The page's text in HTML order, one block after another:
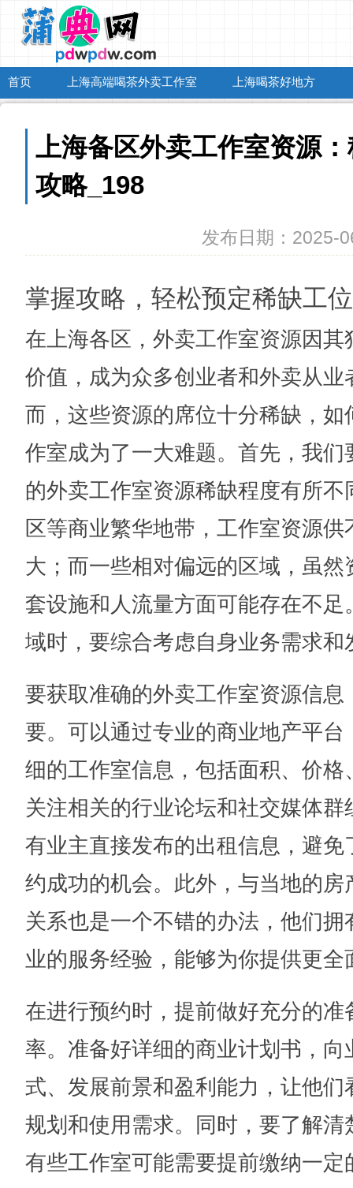
首页 上海高端喝茶外卖工作室 上海喝茶好地方
上海备区外卖工作室资源
攻略_198
发布日期：2025-
掌握攻略，轻松预定稀缺工位
在上海各区，外卖工作室资源因
价值，成为众多创业者和外卖从
而，这些资源的席位十分稀缺，
作室成为了一大难题。首先，我
的外卖工作室资源稀缺程度有所
区等商业繁华地带，工作室资源
大；而一些相对偏远的区域，虽
套设施和人流量方面可能存在不
域时，要综合考虑自身业务需求和
要获取准确的外卖工作室资源信
要。可以通过专业的商业地产平
细的工作室信息，包括面积、价
关注相关的行业论坛和社交媒体
有业主直接发布的出租信息，避
约成功的机会。此外，与当地的
关系也是一个不错的办法，他们
业的服务经验，能够为你提供更全
在进行预约时，提前做好充分的
率。准备好详细的商业计划书，
式、发展前景和盈利能力，让他
规划和使用需求。同时，要了解
有些工作室可能需要提前缴纳一